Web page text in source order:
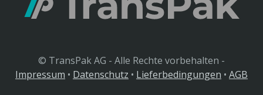
© TransPak AG - Alle Rechte vorbehalten -
Impressum • Datenschutz • Lieferbedingungen • AGB